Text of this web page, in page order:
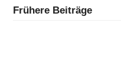
Frühere Beiträge